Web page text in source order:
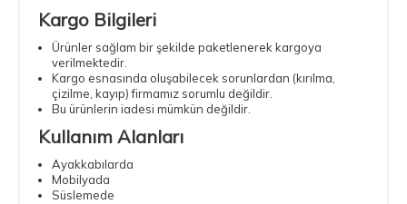
Kargo Bilgileri
Ürünler sağlam bir şekilde paketlenerek kargoya
verilmektedir.
Kargo esnasında oluşabilecek sorunlardan (kırılma,
çizilme, kayıp) firmamız sorumlu değildir.
Bu ürünlerin iadesi mümkün değildir.
Kullanım Alanları
Ayakkabılarda
Mobilyada
Süslemede